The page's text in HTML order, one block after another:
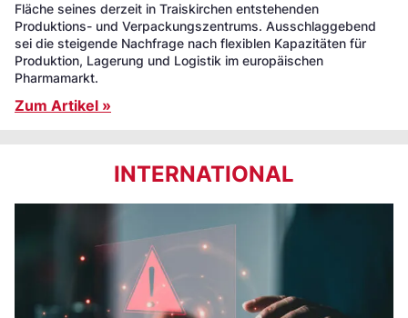
Fläche seines derzeit in Traiskirchen entstehenden
Produktions- und Verpackungszentrums. Ausschlaggebend
sei die steigende Nachfrage nach flexiblen Kapazitäten für
Produktion, Lagerung und Logistik im europäischen
Pharmamarkt.
Zum Artikel »
INTERNATIONAL